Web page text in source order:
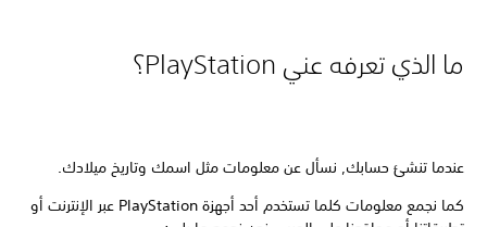
ما الذي تعرفه عني PlayStation؟
عندما تنشئ حسابك, نسأل عن معلومات مثل اسمك وتاريخ ميلادك.
كما نجمع معلومات كلما تستخدم أحد أجهزة PlayStation عبر الإنترنت أو